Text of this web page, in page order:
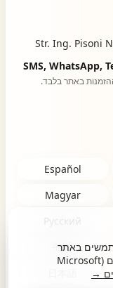
באתר בלבד.
Español
Magyar
Русский
नेपाली
באתר
(Google Analytics) ואיפה המבקרים נתקעים (Microsoft
→